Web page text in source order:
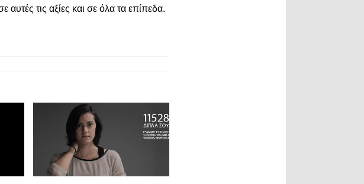
τις αξίες και σε όλα τα επίπεδα.